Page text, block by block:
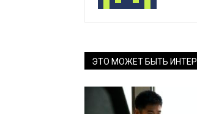
ЭТО МОЖЕТ БЫТЬ